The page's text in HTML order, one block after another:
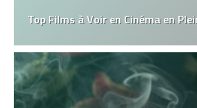
Top Films à Voir en Cinéma en